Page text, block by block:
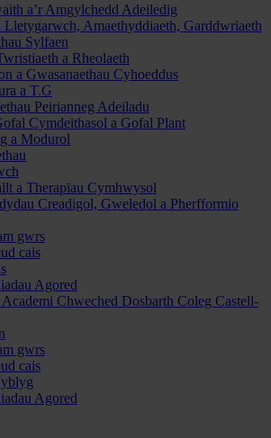
a’r Amgylchedd Adeiledig
Amaethyddiaeth, Garddwriaeth
Sylfaen
a Rheolaeth
a Gwasanaethau Cyhoeddus
a T.G
Peirianneg Adeiladu
Cymdeithasol a Gofal Plant
a Modurol
a Therapïau Cymhwysol
Creadigol, Gweledol a Pherfformio
gwrs
cais
Agored
Chweched Dosbarth Coleg Castell-
gwrs
cais
Agored